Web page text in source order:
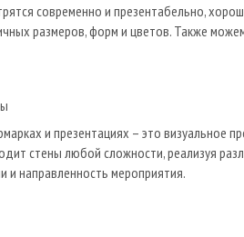
современно и презентабельно,
размеров, форм и цветов. Также
и презентациях – это визуальное
стены любой сложности, реализуя
и направленность мероприятия.